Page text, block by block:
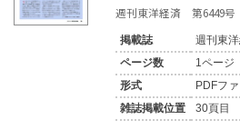
週刊東洋経済 第6449号
掲載誌
週刊東
ページ数
1ページ
形式
PDFフ
雑誌掲載位置
30頁目